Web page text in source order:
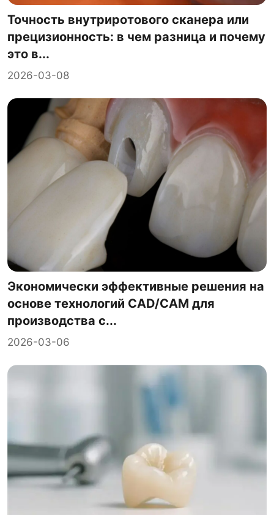
Точность внутриротового сканера или
прецизионность: в чем разница и почему
это в...
2026-03-08
Экономически эффективные решения на
основе технологий CAD/CAM для
производства с...
2026-03-06